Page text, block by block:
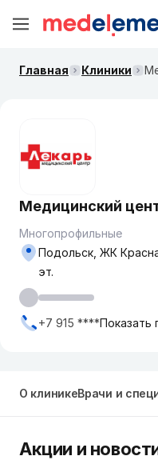
Главная Клиники
​Медицинский
Многопрофильные
Подольск, ​ЖК
эт.
+7 915 ****Показать
О клиникеВрачи и
Акции и